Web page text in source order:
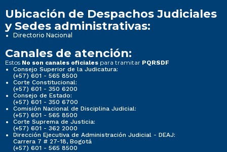
Ubicación de Despachos Judiciales
y Sedes administrativas:
Directorio Nacional
Canales de atención:
Estos No son canales oficiales para tramitar PQRSDF
Consejo Superior de la Judicatura:
(+57) 601 - 565 8500
Corte Constitucional:
(+57) 601 - 350 6200
Consejo de Estado:
(+57) 601 - 350 6700
Comisión Nacional de Disciplina Judicial:
(+57) 601 - 565 8500
Corte Suprema de Justicia:
(+57) 601 - 362 2000
Dirección Ejecutiva de Administración Judicial - DEAJ:
Carrera 7 # 27-18, Bogotá
(+57) 601 - 565 8500